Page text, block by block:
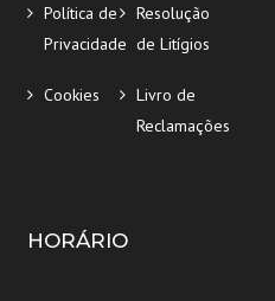
Política de
Privacidade
Resolução
de Litígios
Cookies
Livro de
Reclamações
HORÁRIO